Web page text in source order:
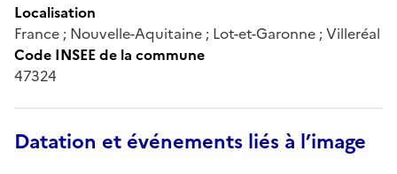
Localisation
France ; Nouvelle-Aquitaine ; Lot-et-Garonne ; Villeréal
Code INSEE de la commune
47324
Datation et événements liés à l’image